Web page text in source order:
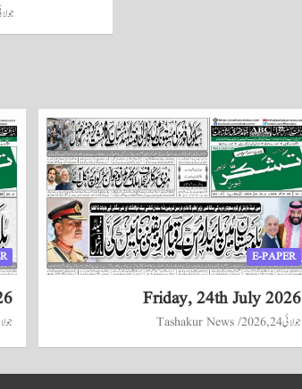
جولائی
E-PAPER
Friday, 24th July 2026
جولائی 24, 2026 Tashakur News جولائی